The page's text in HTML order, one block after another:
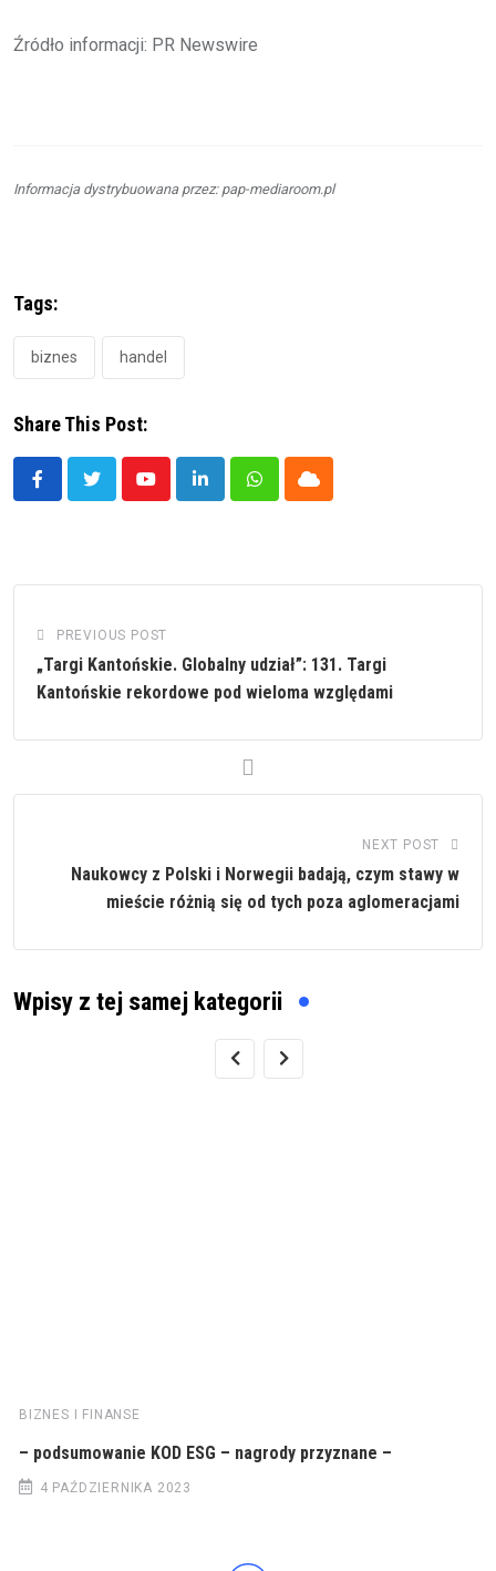
Źródło informacji: PR Newswire
Informacja dystrybuowana przez: pap-mediaroom.pl
Tags:
biznes handel
Share This Post:
YoutubeLinkedInWhatsappCloud
PREVIOUS POST
„Targi Kantońskie. Globalny udział”: 131. Targi
Kantońskie rekordowe pod wieloma względami
NEXT POST
Naukowcy z Polski i Norwegii badają, czym stawy w
mieście różnią się od tych poza aglomeracjami
Wpisy z tej samej kategorii
BIZNES I FINANSE
– podsumowanie KOD ESG – nagrody przyznane –
4 PAŹDZIERNIKA 2023